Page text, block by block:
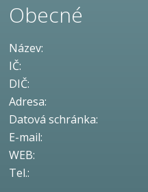
Obecné
Název:
IČ:
DIČ:
Adresa:
Datová schránka:
E-mail:
WEB:
Tel.: